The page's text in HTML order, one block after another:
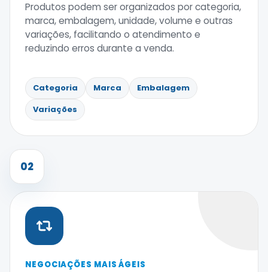
Produtos podem ser organizados por categoria,
marca, embalagem, unidade, volume e outras
variações, facilitando o atendimento e
reduzindo erros durante a venda.
Categoria Marca
Embalagem
Variações
02
NEGOCIAÇÕES MAIS ÁGEIS